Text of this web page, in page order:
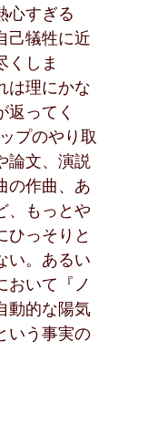
心すぎる
己犠牲に近
くしま
は理にかな
返ってく
プのやり取
論文、演説
の作曲、あ
、もっとや
ひっそりと
い。あるい
おいて『ノ
動的な陽気
いう事実の